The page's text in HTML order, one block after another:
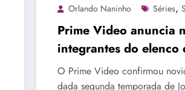
Orlando Naninho Séries,
Prime Video anuncia
integrantes do elenco
temporada de Jovem
O Prime Video confirmou
dada segunda temporada de